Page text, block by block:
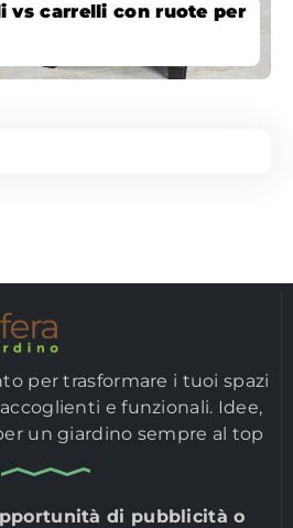
vs carrelli con ruote per
per trasformare i tuoi spazi
e funzionali. Idee,
un giardino sempre al top
di pubblicità o